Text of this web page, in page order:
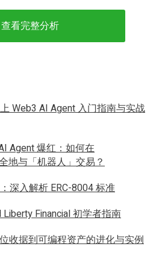
查看完整分析
Web3 AI Agent 入门指南与实战
Agent 爆红：如何在
地与「机器人」交易？
深入解析 ERC-8004 标准
Financial 初学者指南
收据到可编程资产的进化与实例